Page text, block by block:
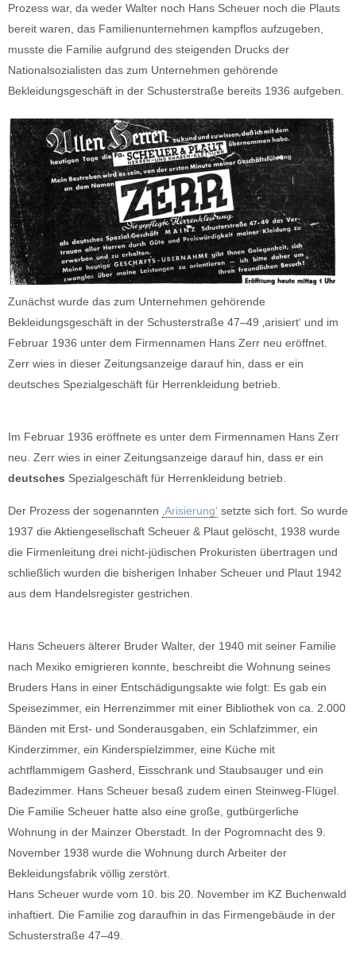
Prozess war, da weder Walter noch Hans Scheuer noch die Plauts
bereit waren, das Familienunternehmen kampflos aufzugeben,
musste die Familie aufgrund des steigenden Drucks der
Nationalsozialisten das zum Unternehmen gehörende
Bekleidungsgeschäft in der Schusterstraße bereits 1936 aufgeben.
Zunächst wurde das zum Unternehmen gehörende
Bekleidungsgeschäft in der Schusterstraße 47–49 ‚arisiert‘ und im
Februar 1936 unter dem Firmennamen Hans Zerr neu eröffnet.
Zerr wies in dieser Zeitungsanzeige darauf hin, dass er ein
deutsches Spezialgeschäft für Herrenkleidung betrieb.
Im Februar 1936 eröffnete es unter dem Firmennamen Hans Zerr
neu. Zerr wies in einer Zeitungsanzeige darauf hin, dass er ein
deutsches Spezialgeschäft für Herrenkleidung betrieb.
Der Prozess der sogenannten ‚Arisierung‘ setzte sich fort. So wurde
1937 die Aktiengesellschaft Scheuer & Plaut gelöscht, 1938 wurde
die Firmenleitung drei nicht-jüdischen Prokuristen übertragen und
schließlich wurden die bisherigen Inhaber Scheuer und Plaut 1942
aus dem Handelsregister gestrichen.
Hans Scheuers älterer Bruder Walter, der 1940 mit seiner Familie
nach Mexiko emigrieren konnte, beschreibt die Wohnung seines
Bruders Hans in einer Entschädigungsakte wie folgt: Es gab ein
Speisezimmer, ein Herrenzimmer mit einer Bibliothek von ca. 2.000
Bänden mit Erst- und Sonderausgaben, ein Schlafzimmer, ein
Kinderzimmer, ein Kinderspielzimmer, eine Küche mit
achtflammigem Gasherd, Eisschrank und Staubsauger und ein
Badezimmer. Hans Scheuer besaß zudem einen Steinweg-Flügel.
Die Familie Scheuer hatte also eine große, gutbürgerliche
Wohnung in der Mainzer Oberstadt. In der Pogromnacht des 9.
November 1938 wurde die Wohnung durch Arbeiter der
Bekleidungsfabrik völlig zerstört.
Hans Scheuer wurde vom 10. bis 20. November im KZ Buchenwald
inhaftiert. Die Familie zog daraufhin in das Firmengebäude in der
Schusterstraße 47–49.